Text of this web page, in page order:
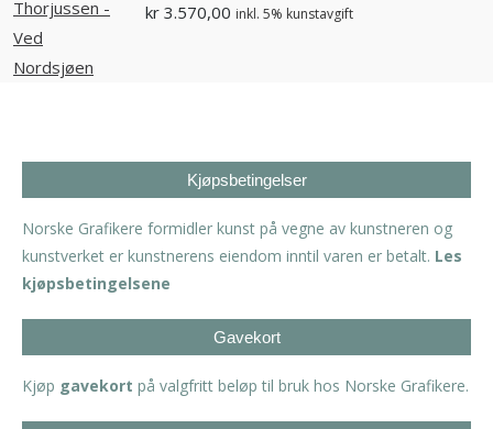
kr 3.570,00 inkl. 5% kunstavgift
Kjøpsbetingelser
Norske Grafikere formidler kunst på vegne av kunstneren og
kunstverket er kunstnerens eiendom inntil varen er betalt. Les
kjøpsbetingelsene
Gavekort
Kjøp gavekort på valgfritt beløp til bruk hos Norske Grafikere.